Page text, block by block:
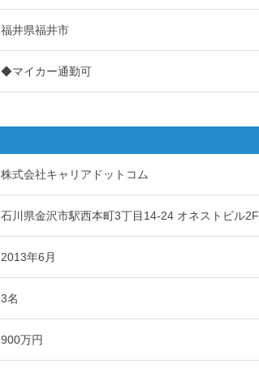
福井県福井市
◆マイカー通勤可
株式会社キャリアドットコム
石川県金沢市駅西本町3丁目14-24 オネストビル2F
2013年6月
3名
900万円